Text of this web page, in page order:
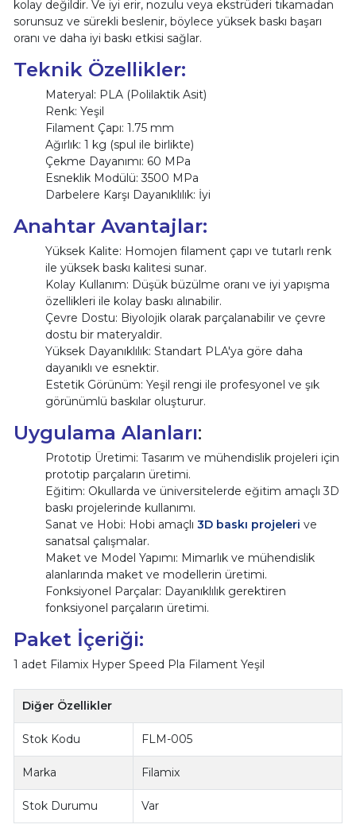
kolay değildir. Ve iyi erir, nozulu veya ekstrüderi tıkamadan
sorunsuz ve sürekli beslenir, böylece yüksek baskı başarı
oranı ve daha iyi baskı etkisi sağlar.
Teknik Özellikler:
Materyal: PLA (Polilaktik Asit)
Renk: Yeşil
Filament Çapı: 1.75 mm
Ağırlık: 1 kg (spul ile birlikte)
Çekme Dayanımı: 60 MPa
Esneklik Modülü: 3500 MPa
Darbelere Karşı Dayanıklılık: İyi
Anahtar Avantajlar:
Yüksek Kalite: Homojen filament çapı ve tutarlı renk
ile yüksek baskı kalitesi sunar.
Kolay Kullanım: Düşük büzülme oranı ve iyi yapışma
özellikleri ile kolay baskı alınabilir.
Çevre Dostu: Biyolojik olarak parçalanabilir ve çevre
dostu bir materyaldir.
Yüksek Dayanıklılık: Standart PLA'ya göre daha
dayanıklı ve esnektir.
Estetik Görünüm: Yeşil rengi ile profesyonel ve şık
görünümlü baskılar oluşturur.
Uygulama Alanları:
Prototip Üretimi: Tasarım ve mühendislik projeleri için
prototip parçaların üretimi.
Eğitim: Okullarda ve üniversitelerde eğitim amaçlı 3D
baskı projelerinde kullanımı.
Sanat ve Hobi: Hobi amaçlı 3D baskı projeleri ve
sanatsal çalışmalar.
Maket ve Model Yapımı: Mimarlık ve mühendislik
alanlarında maket ve modellerin üretimi.
Fonksiyonel Parçalar: Dayanıklılık gerektiren
fonksiyonel parçaların üretimi.
Paket İçeriği:
1 adet Filamix Hyper Speed Pla Filament Yeşil
Diğer Özellikler
Stok Kodu FLM-005
Marka Filamix
Stok Durumu Var